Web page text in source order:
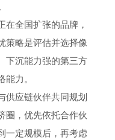
在全国扩张的品牌，
策略是评估并选择像
下沉能力强的第三方
力。
供应链伙伴共同规划
圈，优先依托合作伙
一定规模后，再考虑